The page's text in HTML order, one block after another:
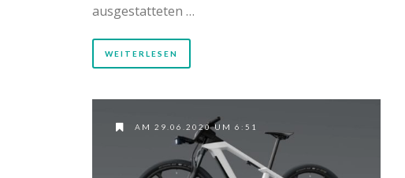
ausgestatteten …
WEITERLESEN
AM 29.06.2020 UM 6:51